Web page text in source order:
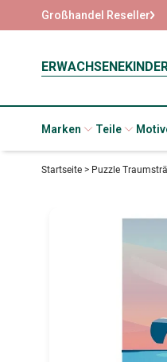
Großhandel Reseller
ERWACHSENE
Marken Teile
Startseite > Puzzle